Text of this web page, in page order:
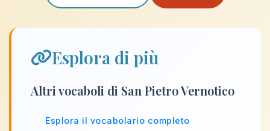
Esplora di più
Altri vocaboli di San Pietro Vernotico
Esplora il vocabolario completo